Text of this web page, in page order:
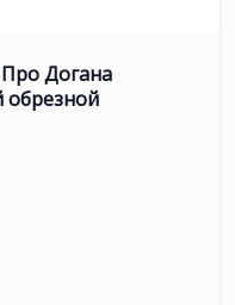
Догана